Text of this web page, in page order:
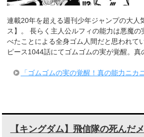
連載20年を超える週刊少年ジャンプの大人
ス】。 長らく主人公ルフィの能力は悪魔の
べたことによる全身ゴム人間だと思われて
ピース1044話にてゴムゴムの実が覚醒。真
「ゴムゴムの実の覚醒！真の能力ニカ
【キングダム】飛信隊の死んだ